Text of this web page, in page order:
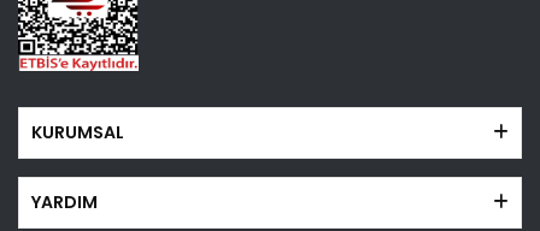
KURUMSAL
YARDIM